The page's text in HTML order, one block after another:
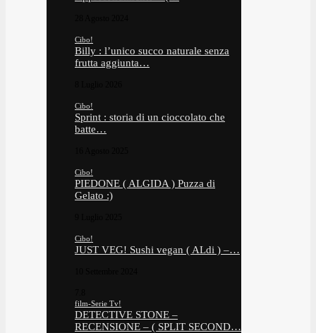
Cibo!
Billy : l’unico succo naturale senza
frutta aggiunta…
Cibo!
Sprint : storia di un cioccolato che
batte…
Cibo!
PIEDONE ( ALGIDA ) Puzza di
Gelato :)
Cibo!
JUST VEG! Sushi vegan ( ALdi ) –…
film-Serie Tv!
DETECTIVE STONE –
RECENSIONE – ( SPLIT SECOND…